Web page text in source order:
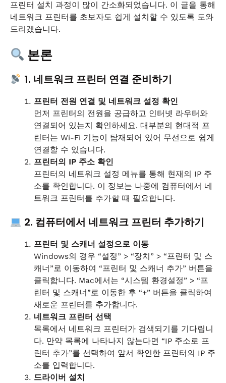
프린터 설치 과정이 많이 간소화되었습니다. 이 글을 통해
네트워크 프린터를 초보자도 쉽게 설치할 수 있도록 도와
드리겠습니다.
본론
1. 네트워크 프린터 연결 준비하기
프린터 전원 연결 및 네트워크 설정 확인
먼저 프린터의 전원을 공급하고 인터넷 라우터와
연결되어 있는지 확인하세요. 대부분의 현대적 프
린터는 Wi-Fi 기능이 탑재되어 있어 무선으로 쉽게
연결할 수 있습니다.
프린터의 IP 주소 확인
프린터의 네트워크 설정 메뉴를 통해 현재의 IP 주
소를 확인합니다. 이 정보는 나중에 컴퓨터에서 네
트워크 프린터를 추가할 때 필요합니다.
2. 컴퓨터에서 네트워크 프린터 추가하기
프린터 및 스캐너 설정으로 이동
Windows의 경우 “설정” > “장치” > “프린터 및 스
캐너”로 이동하여 “프린터 및 스캐너 추가” 버튼을
클릭합니다. Mac에서는 “시스템 환경설정” > “프
린터 및 스캐너”로 이동한 후 “+” 버튼을 클릭하여
새로운 프린터를 추가합니다.
네트워크 프린터 선택
목록에서 네트워크 프린터가 검색되기를 기다립니
다. 만약 목록에 나타나지 않는다면 “IP 주소로 프
린터 추가”를 선택하여 앞서 확인한 프린터의 IP 주
소를 입력합니다.
드라이버 설치